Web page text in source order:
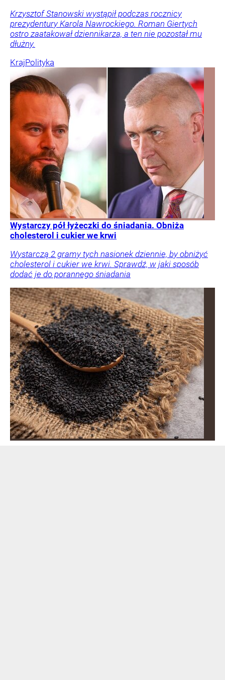
Krzysztof Stanowski wystąpił podczas rocznicy
prezydentury Karola Nawrockiego. Roman Giertych
ostro zaatakował dziennikarza, a ten nie pozostał mu
dłużny.
KrajPolityka
Wystarczy pół łyżeczki do śniadania. Obniża
cholesterol i cukier we krwi
Wystarczą 2 gramy tych nasionek dziennie, by obniżyć
cholesterol i cukier we krwi. Sprawdź, w jaki sposób
dodać je do porannego śniadania